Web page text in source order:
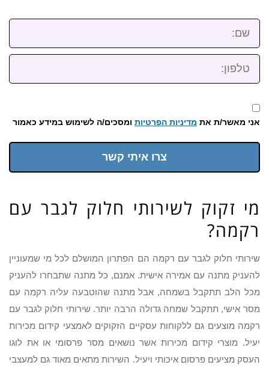
שם:
טלפון:
אני מאשר/ת את מדיניות הפרטיות ומסכים/ה לשימוש במידע כאמור
צרו איתי קשר
מי זקוק לשירותי חלוק לגבר עם
רקמה?
שירותי חלוק לגבר עם רקמה הם הפתרון המושלם לכל מי שמעוניין
להעניק מתנה עם אמירה אישית. אמנם, כל מתנה שתבחרו להעניק
מכל הלב תתקבל בשמחה, אבל מתנה שהוטבעה עליה רקמה עם
מסר אישי, תתקבל שמחה גדולה הרבה יותר. שירותי חלוק לגבר עם
רקמה מוצעים גם ללקוחות עסקיים הזקוקים לאמצעי קידום מכירות
יעיל. מוצרי קידום מכירות אשר נושאים מסר פרסומי או את לוגו
העסק מציעים פרסום איכותי ויעיל. השירות מתאים מאוד גם למעצבי